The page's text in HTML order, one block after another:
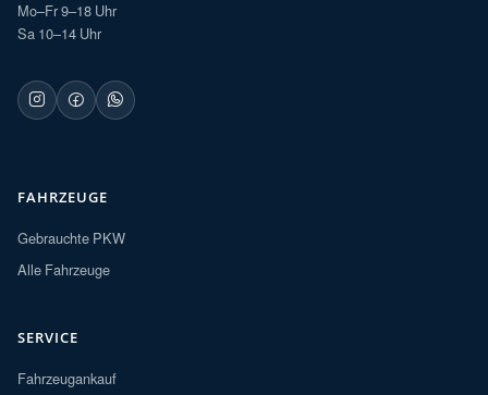
Mo–Fr 9–18 Uhr
Sa 10–14 Uhr
FAHRZEUGE
Gebrauchte PKW
Alle Fahrzeuge
SERVICE
Fahrzeugankauf